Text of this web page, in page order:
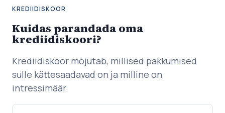
KREDIIDISKOOR
Kuidas parandada oma
krediidiskoori?
Krediidiskoor mõjutab, millised pakkumised
sulle kättesaadavad on ja milline on
intressimäär.